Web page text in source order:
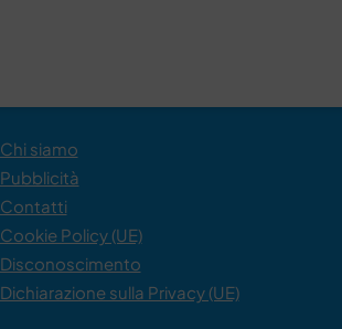
Chi siamo
Pubblicità
Contatti
Cookie Policy (UE)
Disconoscimento
Dichiarazione sulla Privacy (UE)